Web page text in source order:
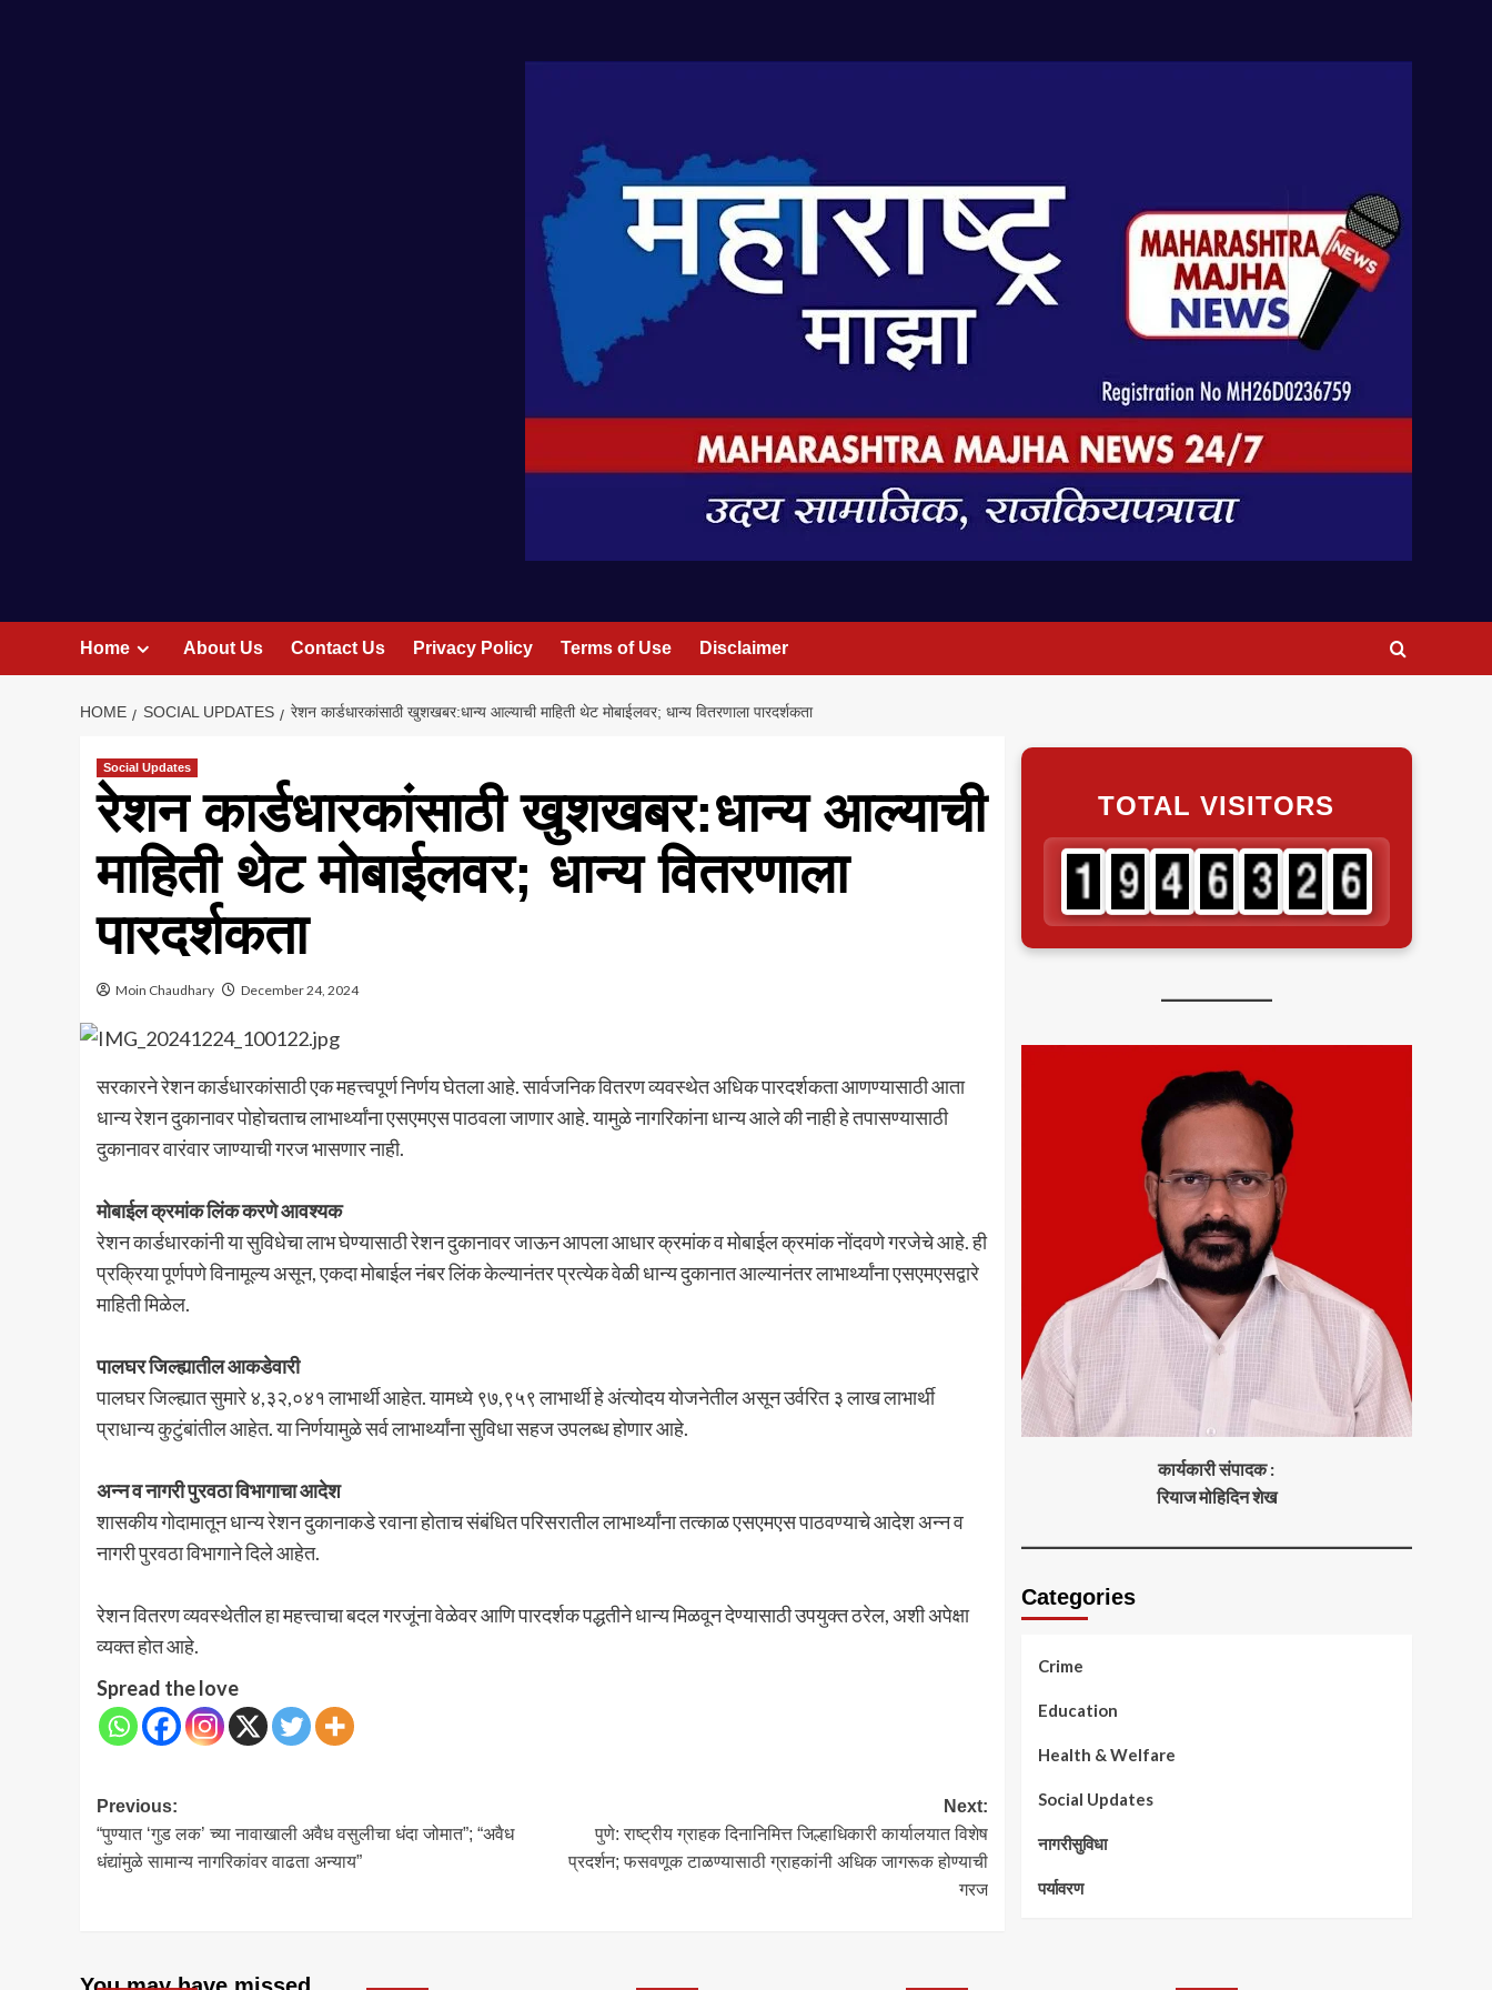
Home About Us Contact Us Privacy Policy Terms of Use Disclaimer
HOME SOCIAL UPDATES रेशन कार्डधारकांसाठी खुशखबर:धान्य आल्याची माहिती थेट मोबाईलवर; धान्य वितरणाला पारदर्शकता
Social Updates
रेशन कार्डधारकांसाठी खुशखबर:धान्य आल्याची
माहिती थेट मोबाईलवर; धान्य वितरणाला
पारदर्शकता
Moin Chaudhary December 24, 2024
सरकारने रेशन कार्डधारकांसाठी एक महत्त्वपूर्ण निर्णय घेतला आहे. सार्वजनिक वितरण व्यवस्थेत अधिक पारदर्शकता आणण्यासाठी आता
धान्य रेशन दुकानावर पोहोचताच लाभार्थ्यांना एसएमएस पाठवला जाणार आहे. यामुळे नागरिकांना धान्य आले की नाही हे तपासण्यासाठी
दुकानावर वारंवार जाण्याची गरज भासणार नाही.
मोबाईल क्रमांक लिंक करणे आवश्यक
रेशन कार्डधारकांनी या सुविधेचा लाभ घेण्यासाठी रेशन दुकानावर जाऊन आपला आधार क्रमांक व मोबाईल क्रमांक नोंदवणे गरजेचे आहे. ही
प्रक्रिया पूर्णपणे विनामूल्य असून, एकदा मोबाईल नंबर लिंक केल्यानंतर प्रत्येक वेळी धान्य दुकानात आल्यानंतर लाभार्थ्यांना एसएमएसद्वारे
माहिती मिळेल.
पालघर जिल्ह्यातील आकडेवारी
पालघर जिल्ह्यात सुमारे ४,३२,०४१ लाभार्थी आहेत. यामध्ये ९७,९५९ लाभार्थी हे अंत्योदय योजनेतील असून उर्वरित ३ लाख लाभार्थी
प्राधान्य कुटुंबांतील आहेत. या निर्णयामुळे सर्व लाभार्थ्यांना सुविधा सहज उपलब्ध होणार आहे.
अन्न व नागरी पुरवठा विभागाचा आदेश
शासकीय गोदामातून धान्य रेशन दुकानाकडे रवाना होताच संबंधित परिसरातील लाभार्थ्यांना तत्काळ एसएमएस पाठवण्याचे आदेश अन्न व
नागरी पुरवठा विभागाने दिले आहेत.
रेशन वितरण व्यवस्थेतील हा महत्त्वाचा बदल गरजूंना वेळेवर आणि पारदर्शक पद्धतीने धान्य मिळवून देण्यासाठी उपयुक्त ठरेल, अशी अपेक्षा
व्यक्त होत आहे.
Spread the love
Post
navigation
Previous:
“पुण्यात ‘गुड लक’ च्या नावाखाली अवैध वसुलीचा धंदा जोमात”; “अवैध
धंद्यांमुळे सामान्य नागरिकांवर वाढता अन्याय”
Next:
पुणे: राष्ट्रीय ग्राहक दिनानिमित्त जिल्हाधिकारी कार्यालयात विशेष
प्रदर्शन; फसवणूक टाळण्यासाठी ग्राहकांनी अधिक जागरूक होण्याची
गरज
TOTAL VISITORS
कार्यकारी संपादक :
रियाज मोहिदिन शेख
Categories
Crime
Education
Health & Welfare
Social Updates
नागरीसुविधा
पर्यावरण